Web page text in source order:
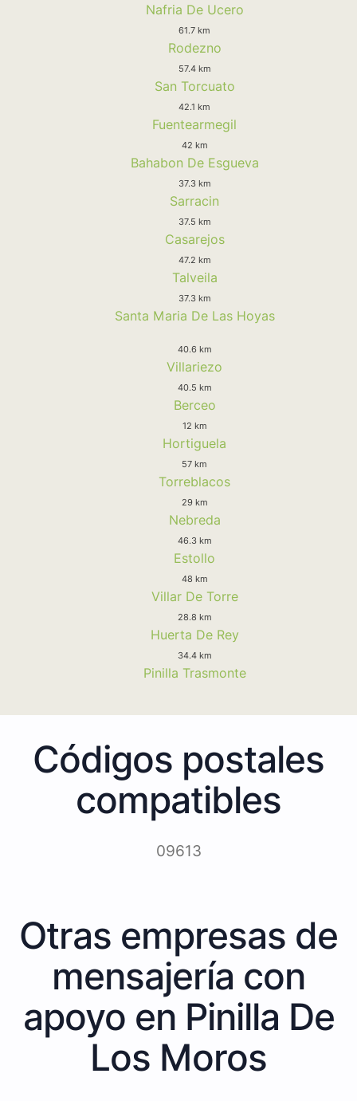
Nafria De Ucero
61.7 km
Rodezno
57.4 km
San Torcuato
42.1 km
Fuentearmegil
42 km
Bahabon De Esgueva
37.3 km
Sarracin
37.5 km
Casarejos
47.2 km
Talveila
37.3 km
Santa Maria De Las Hoyas
40.6 km
Villariezo
40.5 km
Berceo
12 km
Hortiguela
57 km
Torreblacos
29 km
Nebreda
46.3 km
Estollo
48 km
Villar De Torre
28.8 km
Huerta De Rey
34.4 km
Pinilla Trasmonte
Códigos postales
compatibles
09613
Otras empresas de
mensajería con
apoyo en Pinilla De
Los Moros